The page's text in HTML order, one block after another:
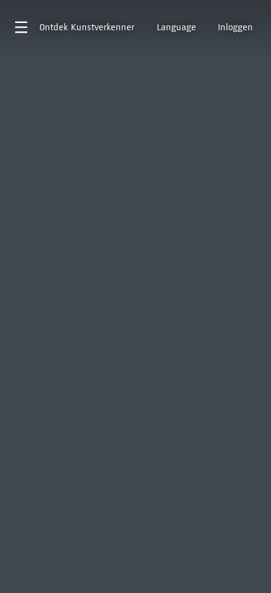
Ontdek Kunstverkenner Language Inloggen